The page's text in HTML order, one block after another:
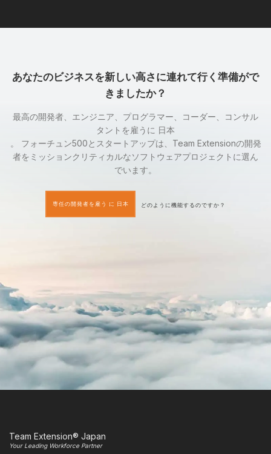
あなたのビジネスを新しい高さに連れて行く準備がで
きましたか？
最高の開発者、エンジニア、プログラマー、コーダー、コンサル
タントを雇うに 日本
。 フォーチュン500とスタートアップは、Team Extensionの開発
者をミッションクリティカルなソフトウェアプロジェクトに選ん
でいます。
専任の開発者を雇う に 日本 どのように機能するのですか？
Team Extension® Japan
Your Leading Workforce Partner